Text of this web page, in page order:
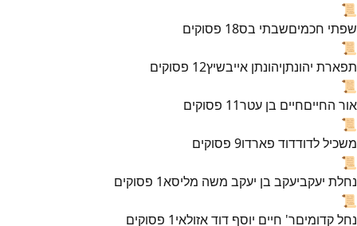
📜
שפתי חכמיםשבתי בס18 פסוקים
📜
תפארת יהונתןיהונתן אייבשיץ12 פסוקים
📜
אור החייםחיים בן עטר11 פסוקים
📜
משכיל לדודדוד פארדו9 פסוקים
📜
נחלת יעקביעקב בן יעקב משה מליסא1 פסוקים
📜
נחל קדומיםר' חיים יוסף דוד אזולאי1 פסוקים